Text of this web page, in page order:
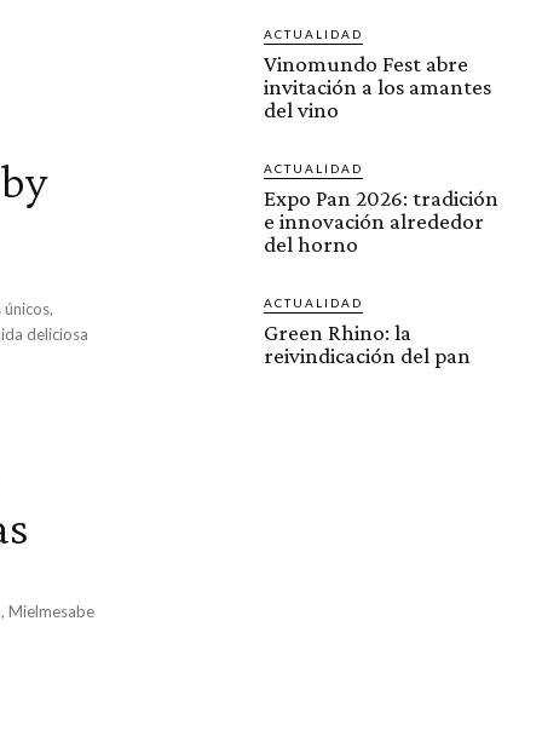
deliciosa
Mielmesabe
ACTUALIDAD
Vinomundo Fest abre
invitación a los amantes
del vino
ACTUALIDAD
Expo Pan 2026: tradición
e innovación alrededor
del horno
ACTUALIDAD
Green Rhino: la
reivindicación del pan